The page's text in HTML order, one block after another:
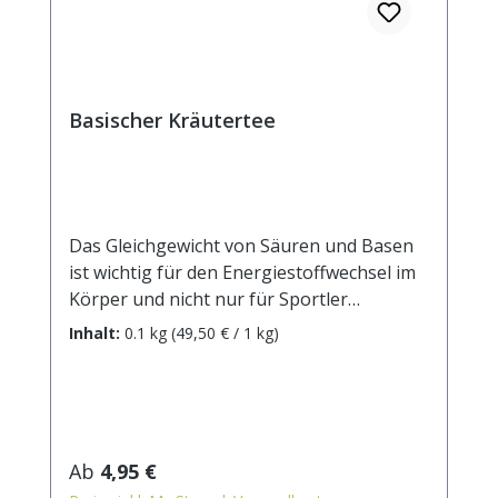
Basischer Kräutertee
Das Gleichgewicht von Säuren und Basen
ist wichtig für den Energiestoffwechsel im
Körper und nicht nur für Sportler
essenziell. Die Komposition sorgfältig
Zitronenverbenenkraut,
Brennnesselblätter, grüner Tee China
Inhalt: 0.1 kg (49,50 € / 1 kg)
Regulärer Preis:
Ab 4,95 €